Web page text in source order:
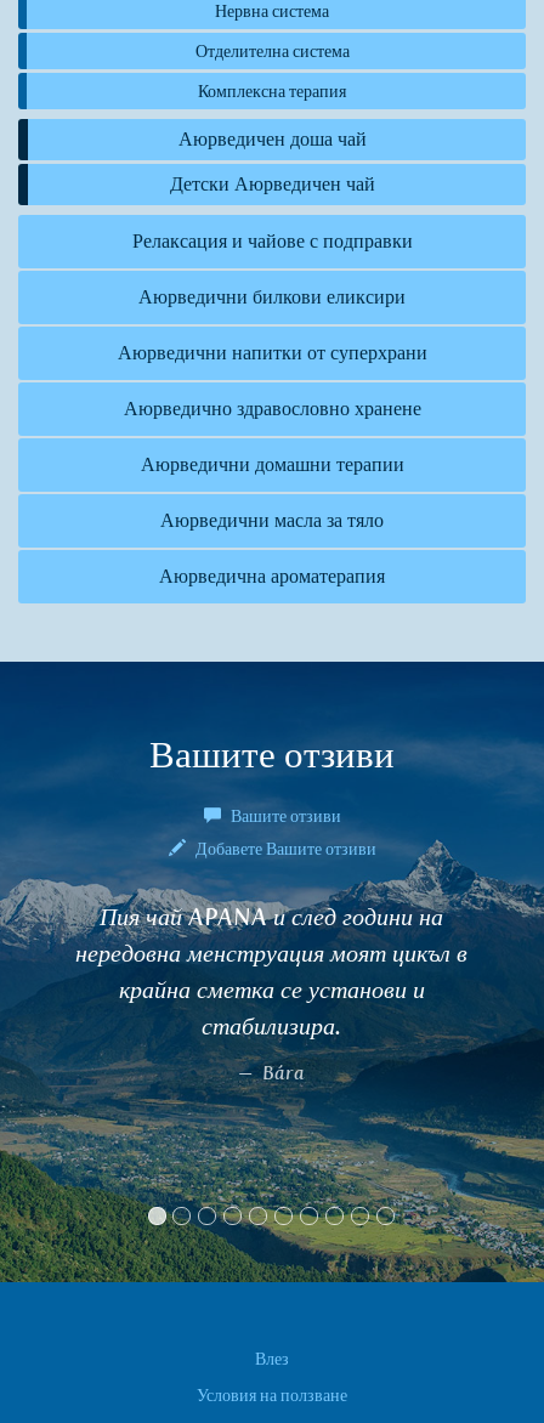
Нервна система
Отделителна система
Комплексна терапия
Аюрведичен доша чай
Детски Аюрведичен чай
Релаксация и чайове с подправки
Аюрведични билкови еликсири
Аюрведични напитки от суперхрани
Аюрведично здравословно хранене
Аюрведични домашни терапии
Аюрведични масла за тяло
Аюрведична ароматерапия
Вашите отзиви
Вашите отзиви
Добавете Вашите отзиви
Здравейте, имам положителен опит с
ефекта и качеството на вашите чайове,
особено с ASHWAGANDA.
Roman Mrůzek
Влез
Условия на ползване